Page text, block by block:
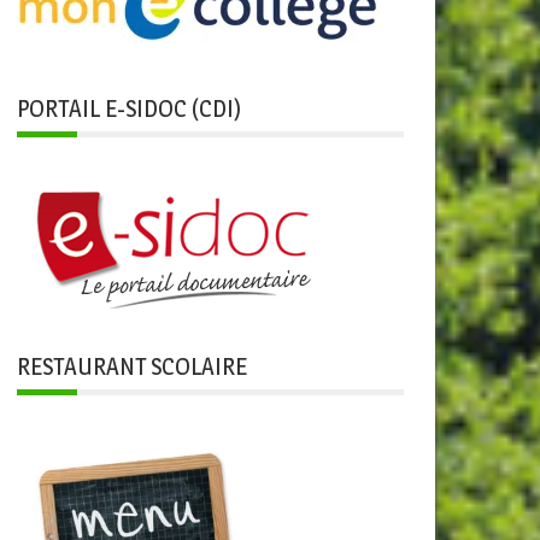
PORTAIL E-SIDOC (CDI)
RESTAURANT SCOLAIRE